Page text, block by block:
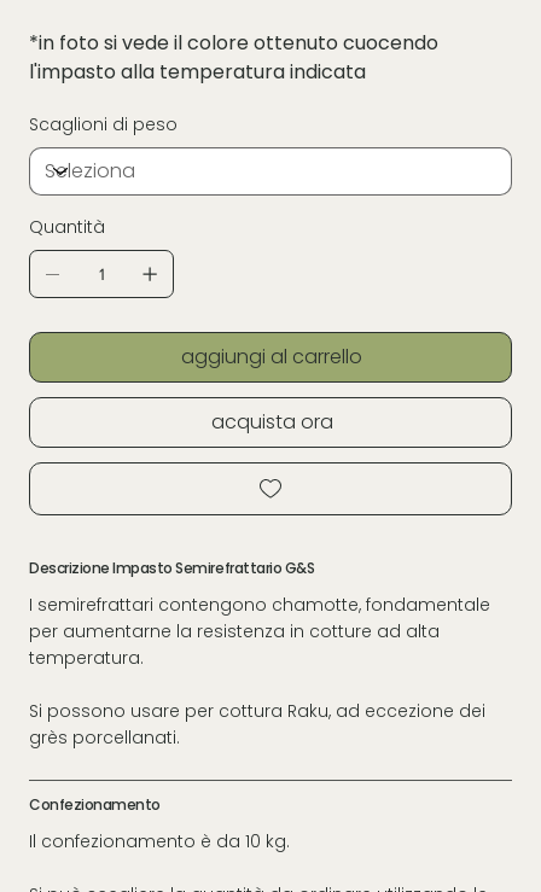
*in foto si vede il colore ottenuto cuocendo
l'impasto alla temperatura indicata
Scaglioni di peso
Quantità
aggiungi al carrello
acquista ora
Descrizione Impasto Semirefrattario G&S
I semirefrattari contengono chamotte, fondamentale
per aumentarne la resistenza in cotture ad alta
temperatura.
Si possono usare per cottura Raku, ad eccezione dei
grès porcellanati.
Confezionamento
Il confezionamento è da 10 kg.